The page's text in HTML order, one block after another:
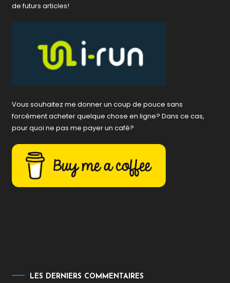
de futurs articles!
Vous souhaitez me donner un coup de pouce sans
forcément acheter quelque chose en ligne? Dans ce cas,
pour quoi ne pas me payer un café?
LES DERNIERS COMMENTAIRES